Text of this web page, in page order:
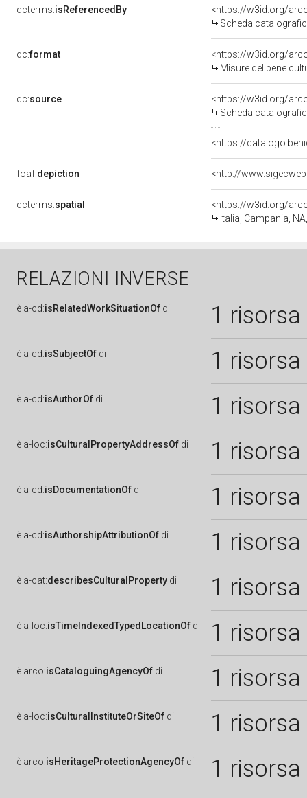
dcterms:isReferencedBy
<https://w3id.org/
Scheda
dc:format
<https://w3id.org/
Misure del bene
dc:source
<https://w3id.org/
Scheda
<https://
foaf:depiction
dcterms:spatial
<https://w3id.org/
Italia, Campania,
RELAZIONI INVERSE
è a-cd:isRelatedWorkSituationOf di 1 risorsa
è a-cd:isSubjectOf di 1 risorsa
è a-cd:isAuthorOf di 1 risorsa
è a-loc:isCulturalPropertyAddressOf di 1 risorsa
è a-cd:isDocumentationOf di 1 risorsa
è a-cd:isAuthorshipAttributionOf di 1 risorsa
è a-cat:describesCulturalProperty di 1 risorsa
è a-loc:isTimeIndexedTypedLocationOf di 1 risorsa
è arco:isCataloguingAgencyOf di 1 risorsa
è a-loc:isCulturalInstituteOrSiteOf di 1 risorsa
è arco:isHeritageProtectionAgencyOf di 1 risorsa